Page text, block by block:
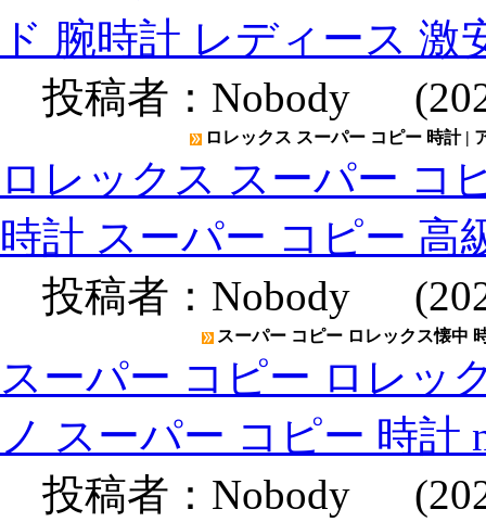
ド 腕時計 レディース 激
投稿者： Nobody
ロレックス スーパー コピー 時計 |
ロレックス スーパー コ
時計 スーパー コピー 高
投稿者： Nobody
スーパー コピー ロレックス懐中
スーパー コピー ロレッ
ノ スーパー コピー 時計
投稿者： Nobody